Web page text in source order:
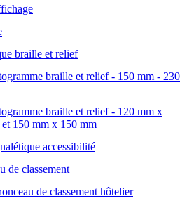
braille et relief
braille et relief - 150 mm - 230
braille et relief - 120 mm x
150 mm x 150 mm
accessibilité
de classement
de classement hôtelier